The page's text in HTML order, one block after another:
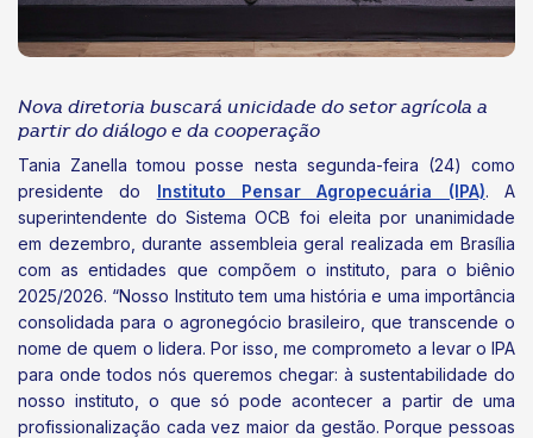
Nova diretoria buscará unicidade do setor agrícola a
partir do diálogo e da cooperação
Tania Zanella tomou posse nesta segunda-feira (24) como
presidente do Instituto Pensar Agropecuária (IPA). A
superintendente do Sistema OCB foi eleita por unanimidade
em dezembro, durante assembleia geral realizada em Brasília
com as entidades que compõem o instituto, para o biênio
2025/2026. “Nosso Instituto tem uma história e uma importância
consolidada para o agronegócio brasileiro, que transcende o
nome de quem o lidera. Por isso, me comprometo a levar o IPA
para onde todos nós queremos chegar: à sustentabilidade do
nosso instituto, o que só pode acontecer a partir de uma
profissionalização cada vez maior da gestão. Porque pessoas